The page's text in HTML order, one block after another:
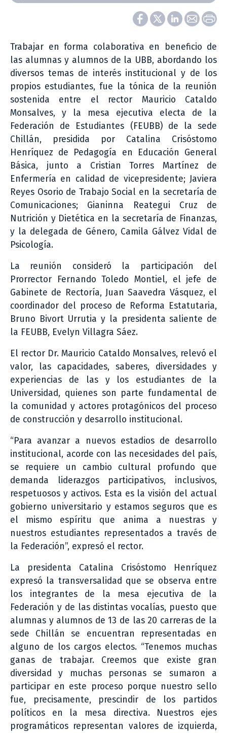
Trabajar en forma colaborativa en beneficio de
las alumnas y alumnos de la UBB, abordando los
diversos temas de interés institucional y de los
propios estudiantes, fue la tónica de la reunión
sostenida entre el rector Mauricio Cataldo
Monsalves, y la mesa ejecutiva electa de la
Federación de Estudiantes (FEUBB) de la sede
Chillán, presidida por Catalina Crisóstomo
Henríquez de Pedagogía en Educación General
Básica, junto a Cristian Torres Martínez de
Enfermería en calidad de vicepresidente; Javiera
Reyes Osorio de Trabajo Social en la secretaría de
Comunicaciones; Gianinna Reategui Cruz de
Nutrición y Dietética en la secretaría de Finanzas,
y la delegada de Género, Camila Gálvez Vidal de
Psicología.
La reunión consideró la participación del
Prorrector Fernando Toledo Montiel, el jefe de
Gabinete de Rectoría, Juan Saavedra Vásquez, el
coordinador del proceso de Reforma Estatutaria,
Bruno Bivort Urrutia y la presidenta saliente de
la FEUBB, Evelyn Villagra Sáez.
El rector Dr. Mauricio Cataldo Monsalves, relevó el
valor, las capacidades, saberes, diversidades y
experiencias de las y los estudiantes de la
Universidad, quienes son parte fundamental de
la comunidad y actores protagónicos del proceso
de construcción y desarrollo institucional.
“Para avanzar a nuevos estadios de desarrollo
institucional, acorde con las necesidades del país,
se requiere un cambio cultural profundo que
demanda liderazgos participativos, inclusivos,
respetuosos y activos. Esta es la visión del actual
gobierno universitario y estamos seguros que es
el mismo espíritu que anima a nuestras y
nuestros estudiantes representados a través de
la Federación”, expresó el rector.
La presidenta Catalina Crisóstomo Henríquez
expresó la transversalidad que se observa entre
los integrantes de la mesa ejecutiva de la
Federación y de las distintas vocalías, puesto que
alumnas y alumnos de 13 de las 20 carreras de la
sede Chillán se encuentran representadas en
alguno de los cargos electos. “Tenemos muchas
ganas de trabajar. Creemos que existe gran
diversidad y muchas personas se sumaron a
participar en este proceso porque nuestro sello
fue, precisamente, prescindir de los partidos
políticos en la mesa directiva. Nuestros ejes
programáticos representan valores de izquierda,